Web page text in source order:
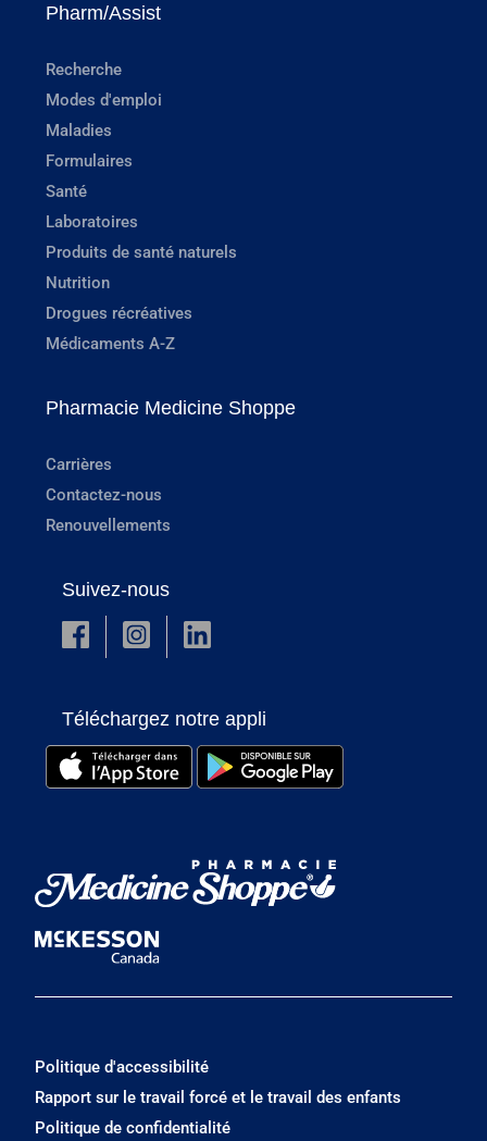
Pharm/Assist
Recherche
Modes d'emploi
Maladies
Formulaires
Santé
Laboratoires
Produits de santé naturels
Nutrition
Drogues récréatives
Médicaments A-Z
Pharmacie Medicine Shoppe
Carrières
Contactez-nous
Renouvellements
Suivez-nous
Téléchargez notre appli
Politique d'accessibilité
Rapport sur le travail forcé et le travail des enfants
Politique de confidentialité